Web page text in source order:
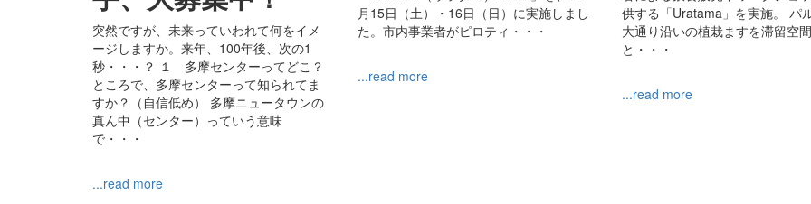
突然ですが、未来っていわれて何をイメ
ージしますか。来年、100年後、次の1
秒・・・？ １ 多摩センターってどこ？
ところで、多摩センターって知られてま
すか？（自信低め） 多摩ニュータウンの
真ん中（センター）っていう意味
で・・・
...read more
月15日（土）・16日（日）に実施しまし
た。市内事業者がピロティ・・・
...read more
供する「Uratama」を実施。 パ
大通り沿いの植栽ますを滞留空間
と・・・
...read more